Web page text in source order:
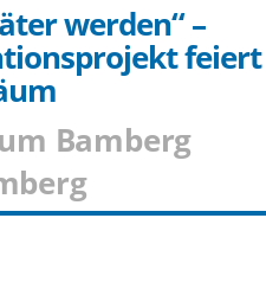
werden“ –
feiert
Bamberg